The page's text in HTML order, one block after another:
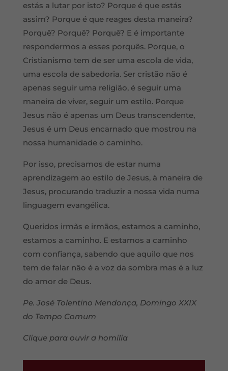
estás a lutar por isto? Porque é que estás
assim? Porque é que reages desta maneira?
Porquê? Porquê? Porquê? E é importante
respondermos a esses porquês. Porque, o
Cristianismo tem de ser uma escola de vida,
uma escola de sabedoria. Ser cristão não é
apenas seguir uma religião, é seguir uma
maneira de viver, seguir um estilo. Porque
Jesus não é apenas um Deus transcendente,
Jesus é um Deus encarnado que mostrou na
nossa humanidade o caminho.
Por isso, precisamos de estar numa
aprendizagem ao estilo de Jesus, à maneira de
Jesus, procurando traduzir a nossa vida numa
linguagem evangélica.
Queridos irmãs e irmãos, estamos a caminho,
estamos a caminho. E estamos a caminho
com confiança, sabendo que aquilo que nos
tem de falar não é a voz da sombra mas é a luz
do amor de Deus.
Pe. José Tolentino Mendonça, Domingo XXIX
do Tempo Comum
Clique para ouvir a homilia